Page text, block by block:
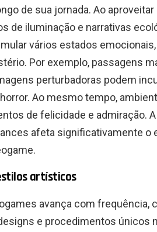
de sua jornada. Ao
de iluminação e narrativas
vários estados
Por exemplo, passagens
perturbadoras podem
Ao mesmo tempo,
de felicidade e admiração.
afeta significativamente o
artísticos
avança com frequência,
e procedimentos únicos